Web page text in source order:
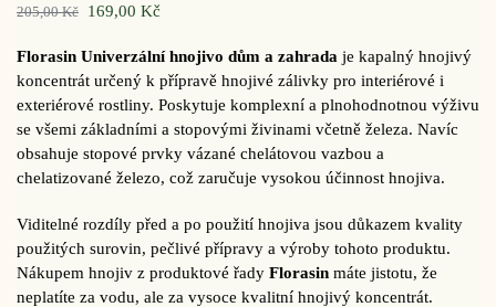
205,00Kč 169,00 Kč
Florasin Univerzální hnojivo dům a zahrada je kapalný hnojivý
koncentrát určený k přípravě hnojivé zálivky pro interiérové i
exteriérové rostliny. Poskytuje komplexní a plnohodnotnou výživu
se všemi základními a stopovými živinami včetně železa. Navíc
obsahuje stopové prvky vázané chelátovou vazbou a
chelatizované železo, což zaručuje vysokou účinnost hnojiva.
Viditelné rozdíly před a po použití hnojiva jsou důkazem kvality
použitých surovin, pečlivé přípravy a výroby tohoto produktu.
Nákupem hnojiv z produktové řady Florasin máte jistotu, že
neplatíte za vodu, ale za vysoce kvalitní hnojivý koncentrát.